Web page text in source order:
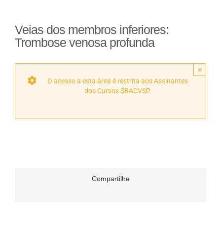
Veias dos membros inferiores:
Trombose venosa profunda
O acesso a esta área é restrita aos Assinantes
dos Cursos SBACVSP.
×
Compartilhe